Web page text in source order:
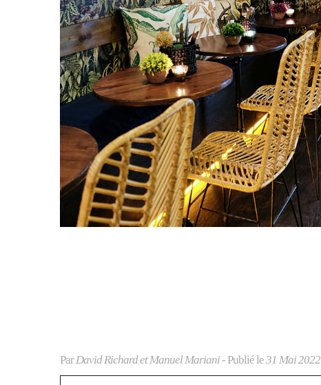
ParDavid Richard et Manuel Mariani- Publié le31 Mai 2022